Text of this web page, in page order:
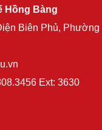
Hồng Bàng
Biên Phủ, Phường
Ext: 3630